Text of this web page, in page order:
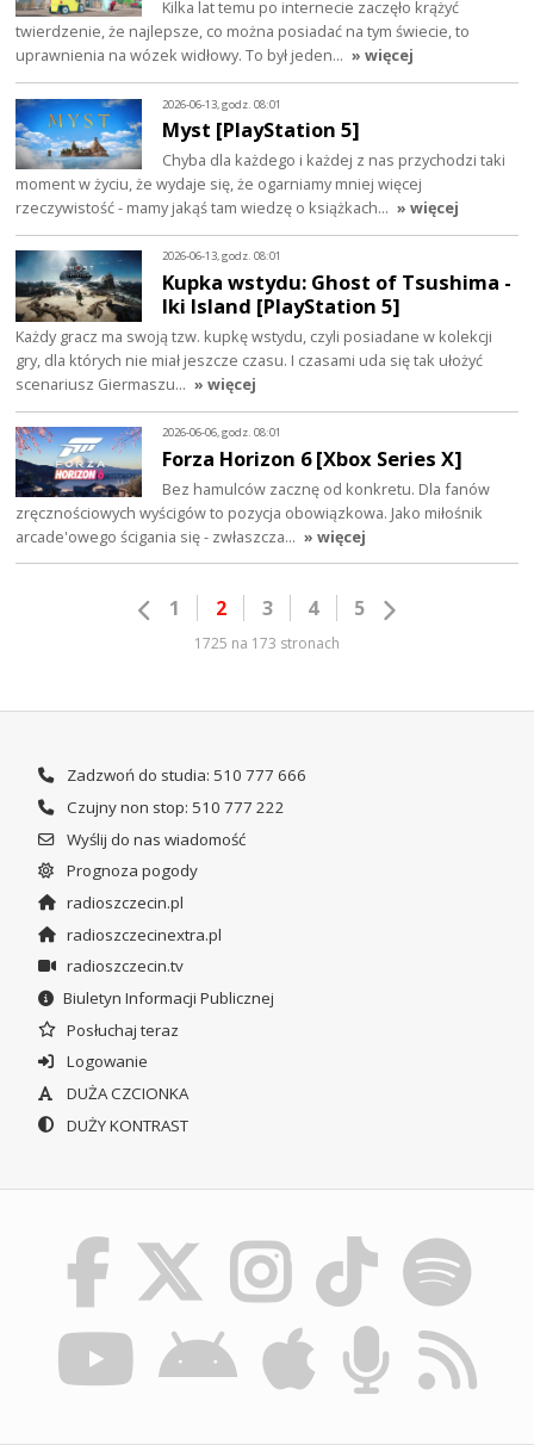
Kilka lat temu po internecie zaczęło krążyć
twierdzenie, że najlepsze, co można posiadać na tym świecie, to
uprawnienia na wózek widłowy. To był jeden… » więcej
2026-06-13, godz. 08:01
Myst [PlayStation 5]
Chyba dla każdego i każdej z nas przychodzi taki
moment w życiu, że wydaje się, że ogarniamy mniej więcej
rzeczywistość - mamy jakąś tam wiedzę o książkach… » więcej
2026-06-13, godz. 08:01
Kupka wstydu: Ghost of Tsushima -
Iki Island [PlayStation 5]
Każdy gracz ma swoją tzw. kupkę wstydu, czyli posiadane w kolekcji
gry, dla których nie miał jeszcze czasu. I czasami uda się tak ułożyć
scenariusz Giermaszu… » więcej
2026-06-06, godz. 08:01
Forza Horizon 6 [Xbox Series X]
Bez hamulców zacznę od konkretu. Dla fanów
zręcznościowych wyścigów to pozycja obowiązkowa. Jako miłośnik
arcade'owego ścigania się - zwłaszcza… » więcej
1 2 3 4 5
1725 na 173 stronach
Zadzwoń do studia: 510 777 666
Czujny non stop: 510 777 222
Wyślij do nas wiadomość
Prognoza pogody
radioszczecin.pl
radioszczecinextra.pl
radioszczecin.tv
Biuletyn Informacji Publicznej
Posłuchaj teraz
Logowanie
DUŻA CZCIONKA
DUŻY KONTRAST